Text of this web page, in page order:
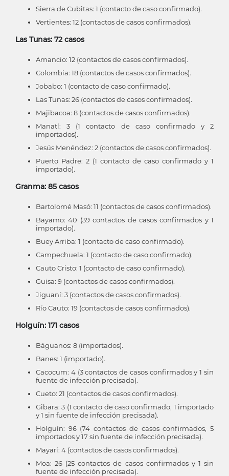
Sierra de Cubitas: 1 (contacto de caso confirmado).
Vertientes: 12 (contactos de casos confirmados).
Las Tunas: 72 casos
Amancio: 12 (contactos de casos confirmados).
Colombia: 18 (contactos de casos confirmados).
Jobabo: 1 (contacto de caso confirmado).
Las Tunas: 26 (contactos de casos confirmados).
Majibacoa: 8 (contactos de casos confirmados).
Manatí: 3 (1 contacto de caso confirmado y 2
importados).
Jesús Menéndez: 2 (contactos de casos confirmados).
Puerto Padre: 2 (1 contacto de caso confirmado y 1
importado).
Granma: 85 casos
Bartolomé Masó: 11 (contactos de casos confirmados).
Bayamo: 40 (39 contactos de casos confirmados y 1
importado).
Buey Arriba: 1 (contacto de caso confirmado).
Campechuela: 1 (contacto de caso confirmado).
Cauto Cristo: 1 (contacto de caso confirmado).
Guisa: 9 (contactos de casos confirmados).
Jiguaní: 3 (contactos de casos confirmados).
Río Cauto: 19 (contactos de casos confirmados).
Holguín: 171 casos
Báguanos: 8 (importados).
Banes: 1 (importado).
Cacocum: 4 (3 contactos de casos confirmados y 1 sin
fuente de infección precisada).
Cueto: 21 (contactos de casos confirmados).
Gibara: 3 (1 contacto de caso confirmado, 1 importado
y 1 sin fuente de infección precisada).
Holguín: 96 (74 contactos de casos confirmados, 5
importados y 17 sin fuente de infección precisada).
Mayarí: 4 (contactos de casos confirmados).
Moa: 26 (25 contactos de casos confirmados y 1 sin
fuente de infección precisada).